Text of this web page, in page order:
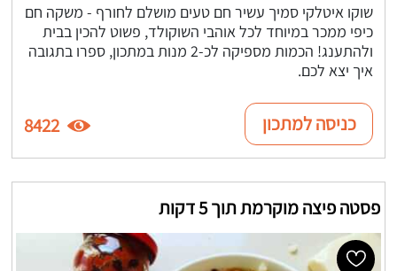
שוקו איטלקי סמיך עשיר חם טעים מושלם לחורף - משקה חם
כיפי ממכר במיוחד לכל אוהבי השוקולד, פשוט להכין בבית
ולהתענג! הכמות מספיקה לכ-2 מנות במתכון, ספרו בתגובה
איך יצא לכם.
כניסה למתכון 8422
פסטה פיצה מוקרמת תוך 5 דקות